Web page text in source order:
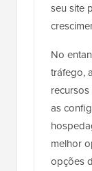
seu site
No
tráfego,
as
melhor
opções